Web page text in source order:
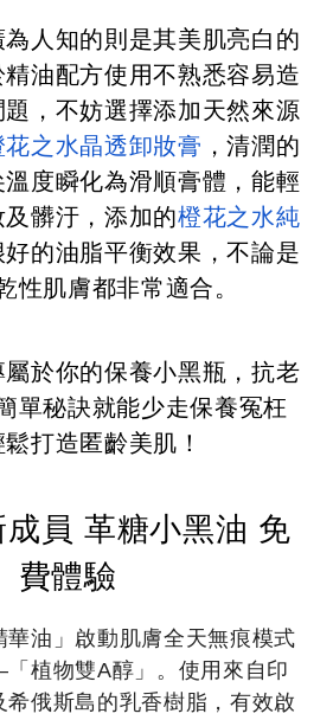
人知的則是其美肌亮白的
精油配方使用不熟悉容易造
， 不妨選擇添加天然來源
花之水晶透卸妝膏 ，清潤的
度瞬化為滑順膏體，能輕
髒汙，添加的橙花之水純
的油脂平衡效果，不論是
性肌膚都非常適合。
於你的保養小黑瓶，抗老
單秘訣就能少走保養冤枉
打造匿齡美肌！
成員 革糖小黑油 免
費體驗
華油」啟動肌膚全天無痕模式
植物雙A醇」。使用來自印
希俄斯島的乳香樹脂，有效啟